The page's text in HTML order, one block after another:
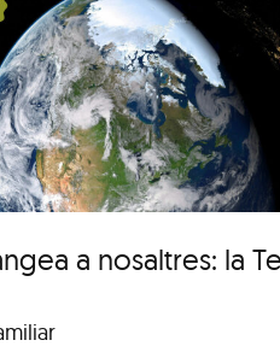
a nosaltres: la
De Pangea a
la Terra es